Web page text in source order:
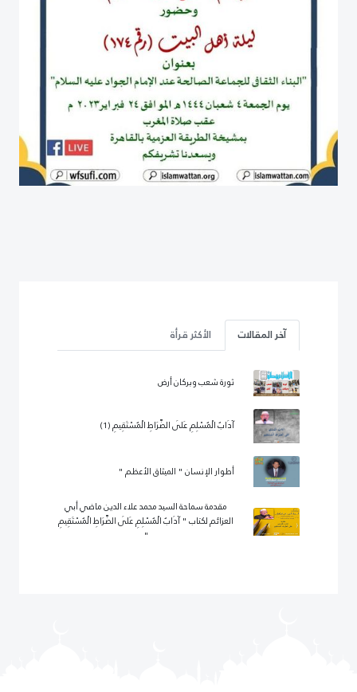
آخر المقالات الأكثر قرأة
ثورة شعب وبركان أرض
آدَابُ الْمُسْلِمِ عَلَى الصِّرَاطِ الْمُسْتَقِيمِ (1)
أطوار الإنسان " الميثاق الأعظم "
مقدمة سماحة السيد محمد علاء الدين ماضي أبي
العزائم لكتاب " آدَابُ الْمُسْلِمِ عَلَى الصِّرَاطِ الْمُسْتَقِيمِ
"